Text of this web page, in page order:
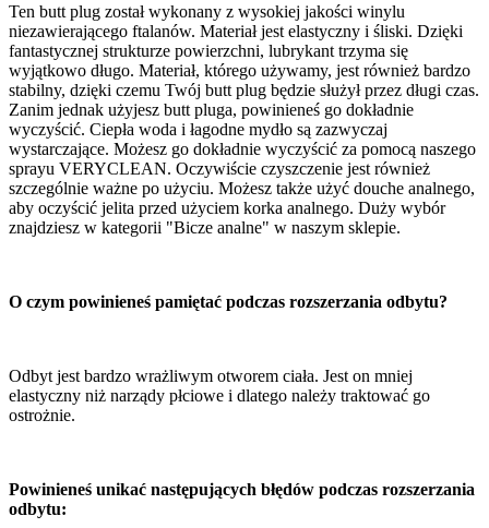
Ten butt plug został wykonany z wysokiej jakości winylu
niezawierającego ftalanów. Materiał jest elastyczny i śliski. Dzięki
fantastycznej strukturze powierzchni, lubrykant trzyma się
wyjątkowo długo. Materiał, którego używamy, jest również bardzo
stabilny, dzięki czemu Twój butt plug będzie służył przez długi czas.
Zanim jednak użyjesz butt pluga, powinieneś go dokładnie
wyczyścić. Ciepła woda i łagodne mydło są zazwyczaj
wystarczające. Możesz go dokładnie wyczyścić za pomocą naszego
sprayu VERYCLEAN. Oczywiście czyszczenie jest również
szczególnie ważne po użyciu. Możesz także użyć douche analnego,
aby oczyścić jelita przed użyciem korka analnego. Duży wybór
znajdziesz w kategorii "Bicze analne" w naszym sklepie.
O czym powinieneś pamiętać podczas rozszerzania odbytu?
Odbyt jest bardzo wrażliwym otworem ciała. Jest on mniej
elastyczny niż narządy płciowe i dlatego należy traktować go
ostrożnie.
Powinieneś unikać następujących błędów podczas rozszerzania
odbytu: